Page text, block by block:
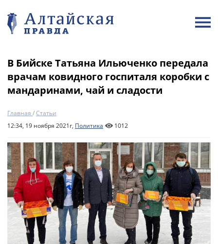
В Бийске Татьяна Ильюченко передала
врачам ковидного госпиталя коробки с
мандаринами, чай и сладости
Главная /Статьи
12:34, 19 ноября 2021г, Политика 1012